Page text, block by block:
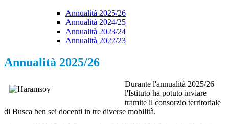
Annualità 2025/26
Annualità 2024/25
Annualità 2023/24
Annualità 2022/23
Annualità 2025/26
Durante l'annualità 2025/26
l'Istituto ha potuto inviare
tramite il consorzio territoriale
di Busca ben sei docenti in tre diverse mobilità.